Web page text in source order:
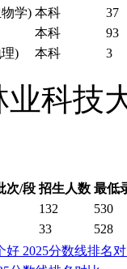
学) 本科
37
本科
93
) 本科 3
业科技
次/段 招生人数 最低
132
530
33
528
2025分数线排名